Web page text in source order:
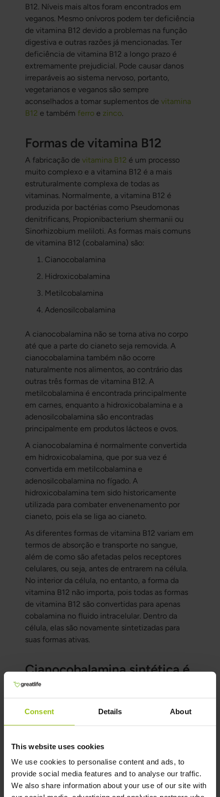
Consent Details About
This website uses cookies
We use cookies to personalise content and ads, to
provide social media features and to analyse our traffic.
We also share information about your use of our site with
B12. Níveis mais altos foram encontrados em
veganos. Mesmo onívoros podem ter deficiência
de vitamina B12 devido a problemas na função
digestiva e outras razões já mencionadas. Ter
deficiência de vitamina B12 a longo prazo é
extremamente prejudicial. Pode causar danos
irreparáveis ao sistema nervoso, portanto,
vegetarianos e veganos são sempre
aconselhados a tomar suplementos de vitamina
B12 e também ferroe zinco.
Formas de vitamina B12
A fabricação de vitamina B12 é um processo
muito complexo e a vitamina B12 é a mais
estruturalmente complexa de todas as
vitaminas. Normalmente, a vitamina B12 é
produzida por bactérias como Pseudomonas
denitrificans, Propionibacterium shermanii ou
Sinorhizobium meliloti. As formas mais comuns
de vitamina B12 (cobalamina) são:
Cianocobalamina
Hidroxicobalamina
Metilcobalamina
Adenosilcobalamina
A cianocobalamina não se torna ativa no corpo
até que a parte do cianeto seja removida. A
cianocobalamina também não ocorre
naturalmente nos alimentos, ao contrário das
outras três formas de vitamina B12. A
metilcobalamina é encontrada principalmente
em carnes, enquanto a hidroxicobalamina e a
adenosilcobalamina são encontradas
principalmente em produtos lácteos e ovos.
A cianocobalamina é normalmente convertida
em hidroxicobalamina, que por sua vez é
convertida em metilcobalamina e
adenosilcobalamina no fígado. A
hidroxicobalamina tem sido historicamente
utilizada para combater envenenamento por
cianeto, pois ela se liga ao cianeto.
As diferentes formas de vitamina B12 variam em
termos de absorção e transporte no sangue,
além de como são afetadas pelos receptores
celulares, ou seja, antes de entrarem na célula.
No interior da célula, no entanto, a forma da
vitamina B12 não importa, pois todas as formas
de vitamina B12 são convertidas para apenas
cobalamina no fluido intracelular. Dentro da
célula, elas são novamente sintetizadas para
suas formas ativas.
Cianocobalamina sintética é
comum em suplementos
cianocobalamina, hidroxicobalamina,
metilcobalamina ou adenosilcobalamina. As três
cianocobalamina, como mencionado, é
convertida nas formas ativas de vitamina B12 no
fígado. Um bom suplemento de vitamina B12
sintética deve ser nas formas metilcobalamina